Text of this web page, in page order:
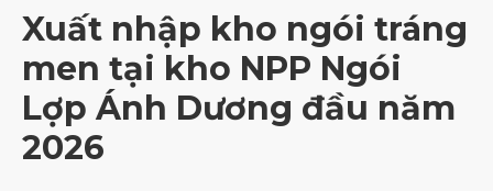
Xuất nhập kho ngói tráng
men tại kho NPP Ngói
Lợp Ánh Dương đầu năm
2026